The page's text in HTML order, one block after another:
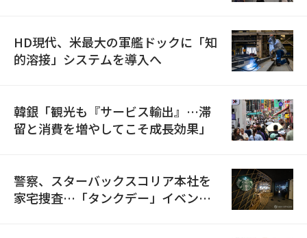
HD現代、米最大の軍艦ドックに「知
的溶接」システムを導入へ
韓銀「観光も『サービス輸出』…滞
留と消費を増やしてこそ成長効果」
警察、スターバックスコリア本社を
家宅捜査…「タンクデー」イベント